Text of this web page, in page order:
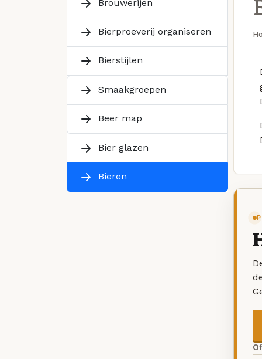
Brouwerijen
Bierproeverij organiseren
Bierstijlen
Smaakgroepen
Beer map
Bier glazen
Bieren